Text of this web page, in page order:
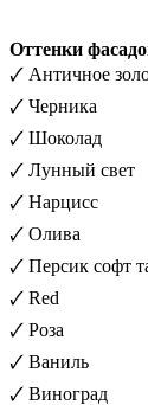
Оттенки
🗸 Античное
🗸 Черника
🗸 Шоколад
🗸 Лунный свет
🗸 Нарцисс
🗸 Олива
🗸 Персик софт
🗸 Red
🗸 Роза
🗸 Ваниль
🗸 Виноград